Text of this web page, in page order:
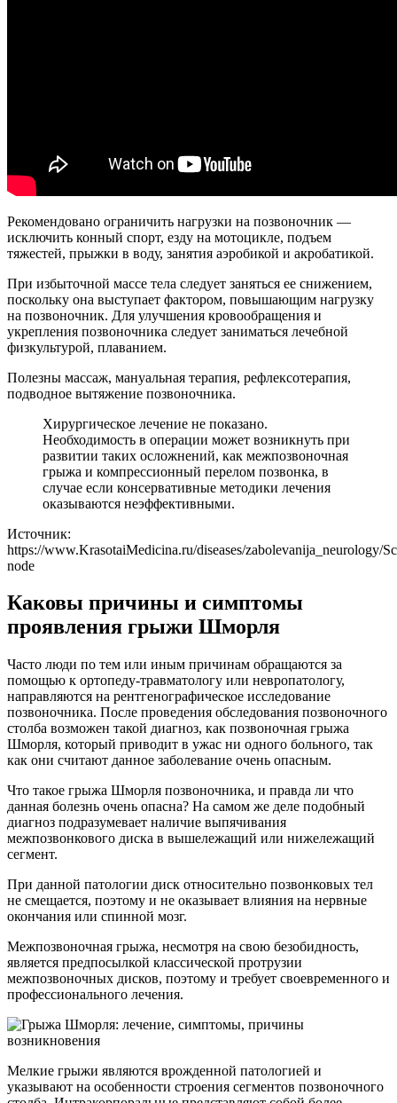
Рекомендовано ограничить нагрузки на позвоночник —
исключить конный спорт, езду на мотоцикле, подъем
тяжестей, прыжки в воду, занятия аэробикой и акробатикой.
При избыточной массе тела следует заняться ее снижением,
поскольку она выступает фактором, повышающим нагрузку
на позвоночник. Для улучшения кровообращения и
укрепления позвоночника следует заниматься лечебной
физкультурой, плаванием.
Полезны массаж, мануальная терапия, рефлексотерапия,
подводное вытяжение позвоночника.
Хирургическое лечение не показано.
Необходимость в операции может возникнуть при
развитии таких осложнений, как межпозвоночная
грыжа и компрессионный перелом позвонка, в
случае если консервативные методики лечения
оказываются неэффективными.
Источник:
https://www.KrasotaiMedicina.ru/diseases/zabolevanija_neurology/
node
Каковы причины и симптомы
проявления грыжи Шморля
Часто люди по тем или иным причинам обращаются за
помощью к ортопеду-травматологу или невропатологу,
направляются на рентгенографическое исследование
позвоночника. После проведения обследования позвоночного
столба возможен такой диагноз, как позвоночная грыжа
Шморля, который приводит в ужас ни одного больного, так
как они считают данное заболевание очень опасным.
Что такое грыжа Шморля позвоночника, и правда ли что
данная болезнь очень опасна? На самом же деле подобный
диагноз подразумевает наличие выпячивания
межпозвонкового диска в вышележащий или нижележащий
сегмент.
При данной патологии диск относительно позвонковых тел
не смещается, поэтому и не оказывает влияния на нервные
окончания или спинной мозг.
Межпозвоночная грыжа, несмотря на свою безобидность,
является предпосылкой классической протрузии
межпозвоночных дисков, поэтому и требует своевременного и
профессионального лечения.
Мелкие грыжи являются врожденной патологией и
указывают на особенности строения сегментов позвоночного